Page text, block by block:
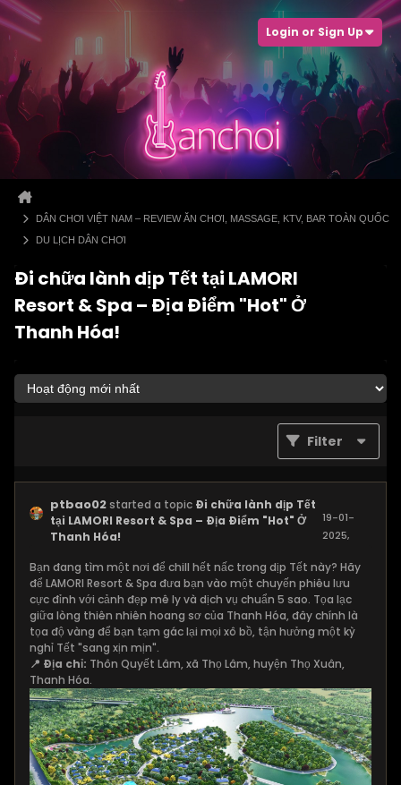
Login or Sign Up
DÂN CHƠI VIỆT NAM – REVIEW ĂN CHƠI, MASSAGE, KTV, BAR TOÀN QUỐC
DU LỊCH DÂN CHƠI
Đi chữa lành dịp Tết tại LAMORI
Resort & Spa – Địa Điểm "Hot" Ở
Thanh Hóa!
Filter
ptbao02started a topic Đi chữa lành dịp Tết
tại LAMORI Resort & Spa – Địa Điểm "Hot" Ở
Thanh Hóa!
19-01-
2025,
Bạn đang tìm một nơi để chill hết nấc trong dịp Tết này? Hãy
để LAMORI Resort & Spa đưa bạn vào một chuyến phiêu lưu
cực đỉnh với cảnh đẹp mê ly và dịch vụ chuẩn 5 sao. Tọa lạc
giữa lòng thiên nhiên hoang sơ của Thanh Hóa, đây chính là
tọa độ vàng để bạn tạm gác lại mọi xô bồ, tận hưởng một kỳ
nghỉ Tết "sang xịn mịn".
📍 Địa chỉ: Thôn Quyết Lâm, xã Thọ Lâm, huyện Thọ Xuân,
Thanh Hóa.